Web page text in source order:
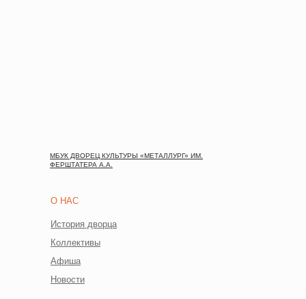
История дворца
Коллективы
Афиша
Новости
О НАС
МБУК ДВОРЕЦ КУЛЬТУРЫ «МЕТАЛЛУРГ» ИМ.
ФЕРШТАТЕРА А.А.